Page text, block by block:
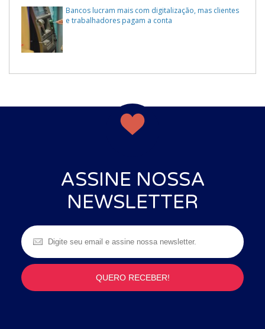
Bancos lucram mais com digitalização, mas clientes
e trabalhadores pagam a conta
ASSINE NOSSA
NEWSLETTER